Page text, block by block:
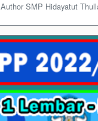
SMP Hidayatut